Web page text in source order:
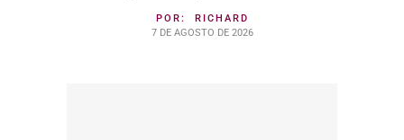
POR: RICHARD
7 DE AGOSTO DE 2026